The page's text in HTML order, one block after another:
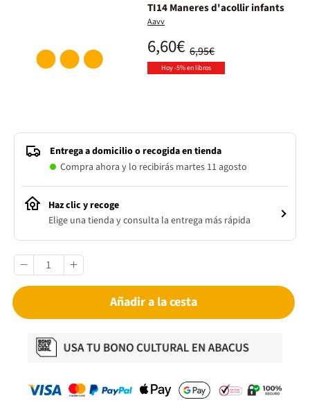
TI14 Maneres d'acollir infants
Aavv
6,95€
6,60€
Hoy -5% en libros
Entrega a domicilio o recogida en tienda
Compra ahora y lo recibirás martes 11 agosto
Haz clic y recoge
Elige una tienda y consulta la entrega más rápida
Añadir a la cesta